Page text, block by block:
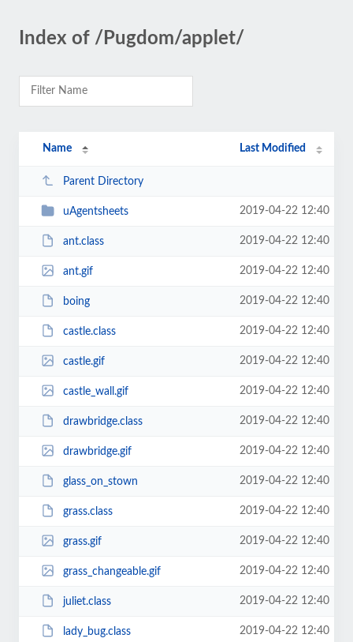
Index of /Pugdom/applet/
Name Last Modified
Parent Directory
uAgentsheets 2019-04-22 12:40
ant.class 2019-04-22 12:40
ant.gif 2019-04-22 12:40
boing 2019-04-22 12:40
castle.class 2019-04-22 12:40
castle.gif 2019-04-22 12:40
castle_wall.gif 2019-04-22 12:40
drawbridge.class 2019-04-22 12:40
drawbridge.gif 2019-04-22 12:40
glass_on_stown 2019-04-22 12:40
grass.class 2019-04-22 12:40
grass.gif 2019-04-22 12:40
grass_changeable.gif 2019-04-22 12:40
juliet.class 2019-04-22 12:40
lady_bug.class 2019-04-22 12:40